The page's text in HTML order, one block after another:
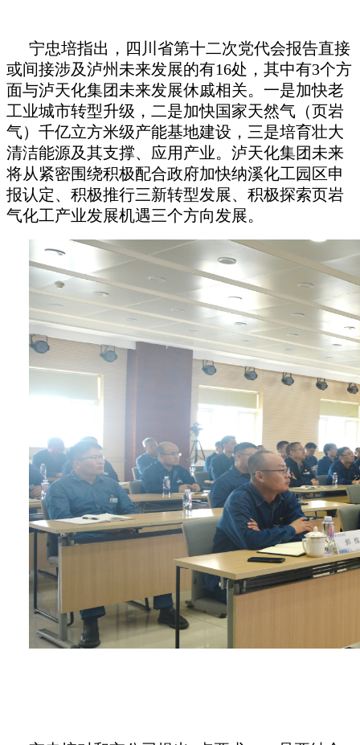
宁忠培指出，四川省第十二次党代会报告直接
或间接涉及泸州未来发展的有16处，其中有3个方
面与泸天化集团未来发展休戚相关。一是加快老
工业城市转型升级，二是加快国家天然气（页岩
气）千亿立方米级产能基地建设，三是培育壮大
清洁能源及其支撑、应用产业。泸天化集团未来
将从紧密围绕积极配合政府加快纳溪化工园区申
报认定、积极推行三新转型发展、积极探索页岩
气化工产业发展机遇三个方向发展。